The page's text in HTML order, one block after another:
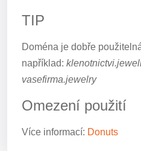
TIP
Doména je dobře
například:
vasefirma.jewelry
Omezení použití
Více informací: Donuts